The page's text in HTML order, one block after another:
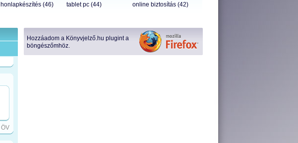
honlapkészítés (46) tablet pc (44)
online biztosítás (42)
ÖV
Hozzáadom a Könyvjelző.hu plugint a
böngészőmhöz.